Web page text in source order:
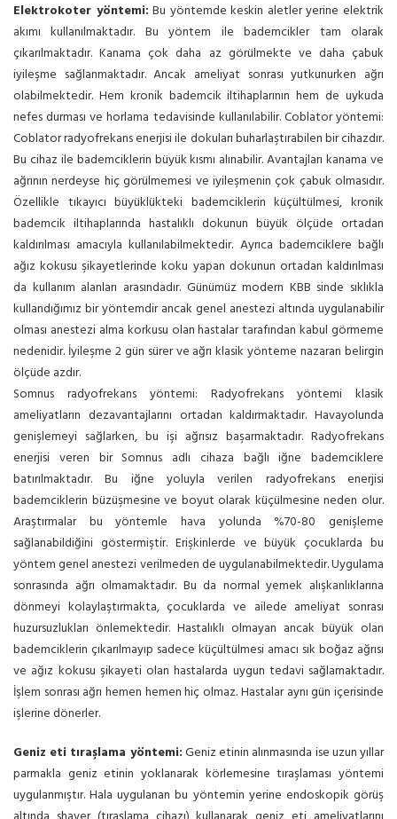
Elektrokoter yöntemi: Bu yöntemde keskin aletler yerine elektrik
akımı kullanılmaktadır. Bu yöntem ile bademcikler tam olarak
çıkarılmaktadır. Kanama çok daha az görülmekte ve daha çabuk
iyileşme sağlanmaktadır. Ancak ameliyat sonrası yutkunurken ağrı
olabilmektedir. Hem kronik bademcik iltihaplarının hem de uykuda
nefes durması ve horlama tedavisinde kullanılabilir. Coblator yöntemi:
Coblator radyofrekans enerjisi ile dokuları buharlaştırabilen bir cihazdır.
Bu cihaz ile bademciklerin büyük kısmı alınabilir. Avantajları kanama ve
ağrının nerdeyse hiç görülmemesi ve iyileşmenin çok çabuk olmasıdır.
Özellikle tıkayıcı büyüklükteki bademciklerin küçültülmesi, kronik
bademcik iltihaplarında hastalıklı dokunun büyük ölçüde ortadan
kaldırılması amacıyla kullanılabilmektedir. Ayrıca bademciklere bağlı
ağız kokusu şikayetlerinde koku yapan dokunun ortadan kaldırılması
da kullanım alanları arasındadır. Günümüz modern KBB sinde sıklıkla
kullandığımız bir yöntemdir ancak genel anestezi altında uygulanabilir
olması anestezi alma korkusu olan hastalar tarafından kabul görmeme
nedenidir. İyileşme 2 gün sürer ve ağrı klasik yönteme nazaran belirgin
ölçüde azdır.
Somnus radyofrekans yöntemi: Radyofrekans yöntemi klasik
ameliyatların dezavantajlarını ortadan kaldırmaktadır. Havayolunda
genişlemeyi sağlarken, bu işi ağrısız başarmaktadır. Radyofrekans
enerjisi veren bir Somnus adlı cihaza bağlı iğne bademciklere
batırılmaktadır. Bu iğne yoluyla verilen radyofrekans enerjisi
bademciklerin büzüşmesine ve boyut olarak küçülmesine neden olur.
Araştırmalar bu yöntemle hava yolunda %70-80 genişleme
sağlanabildiğini göstermiştir. Erişkinlerde ve büyük çocuklarda bu
yöntem genel anestezi verilmeden de uygulanabilmektedir. Uygulama
sonrasında ağrı olmamaktadır. Bu da normal yemek alışkanlıklarına
dönmeyi kolaylaştırmakta, çocuklarda ve ailede ameliyat sonrası
huzursuzlukları önlemektedir. Hastalıklı olmayan ancak büyük olan
bademciklerin çıkarılmayıp sadece küçültülmesi amacı sık boğaz ağrısı
ve ağız kokusu şikayeti olan hastalarda uygun tedavi sağlamaktadır.
İşlem sonrası ağrı hemen hemen hiç olmaz. Hastalar aynı gün içerisinde
işlerine dönerler.
Geniz eti tıraşlama yöntemi:Geniz etinin alınmasında ise uzun yıllar
parmakla geniz etinin yoklanarak körlemesine tıraşlaması yöntemi
uygulanmıştır. Hala uygulanan bu yöntemin yerine endoskopik görüş